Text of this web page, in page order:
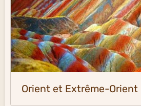
Orient et Extrême-Orient